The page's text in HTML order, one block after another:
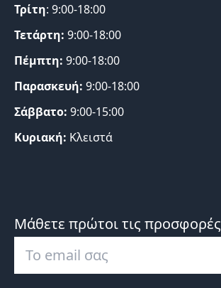
Τρίτη: 9:00-18:00
Τετάρτη: 9:00-18:00
Πέμπτη: 9:00-18:00
Παρασκευή: 9:00-18:00
Σάββατο: 9:00-15:00
Κυριακή: Κλειστά
Μάθετε πρώτοι τις προσφορές